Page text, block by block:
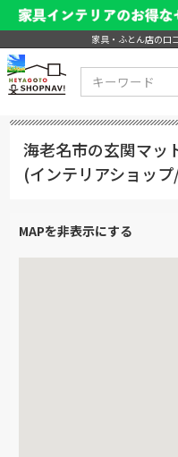
家具・ふとん店の口
海老名市の玄関マッ
(インテリアショッ